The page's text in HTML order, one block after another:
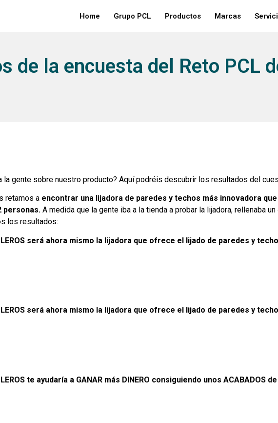
Home Grupo PCL Productos Marcas
de la encuesta del Reto PCL
la gente sobre nuestro producto? Aquí podréis descubrir los resultados del
retamos a encontrar una lijadora de paredes y techos más innovadora
personas. A medida que la gente iba a la tienda a probar la lijadora, rellenaba
los resultados:
será ahora mismo la lijadora que ofrece el lijado de paredes y
será ahora mismo la lijadora que ofrece el lijado de paredes y
te ayudaría a GANAR más DINERO consiguiendo unos ACABADOS de